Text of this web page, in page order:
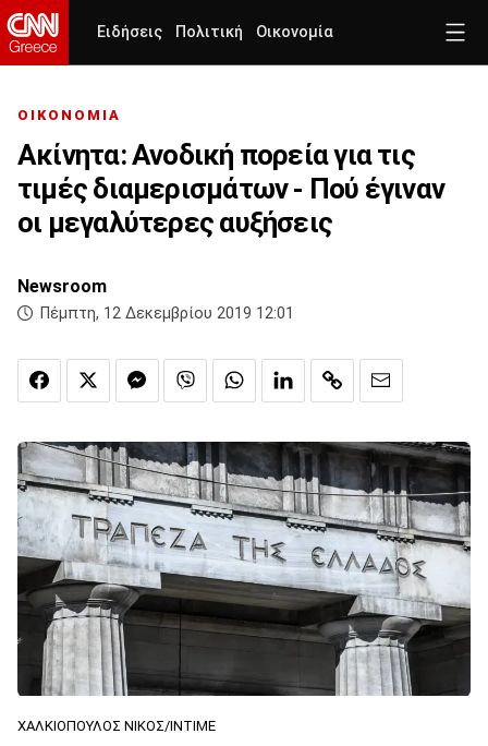
Ειδήσεις Πολιτική Οικονομία
ΟΙΚΟΝΟΜΙΑ
Ακίνητα: Ανοδική πορεία για τις
τιμές διαμερισμάτων - Πού έγιναν
οι μεγαλύτερες αυξήσεις
Newsroom
Πέμπτη, 12 Δεκεμβρίου 2019 12:01
ΧΑΛΚΙΟΠΟΥΛΟΣ ΝΙΚΟΣ/INTIME